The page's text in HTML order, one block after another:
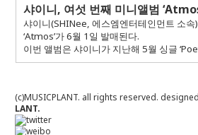
샤이니, 여섯 번째 미니앨범
샤이니(SHINee, 에스엠엔터테인먼트 소속)
‘Atmos’가6월 1 일 발매된다.
이번 앨범은 샤이니가 지난해 5월 싱글
(c)MUSICPLANT. all rights reserved.
LANT.